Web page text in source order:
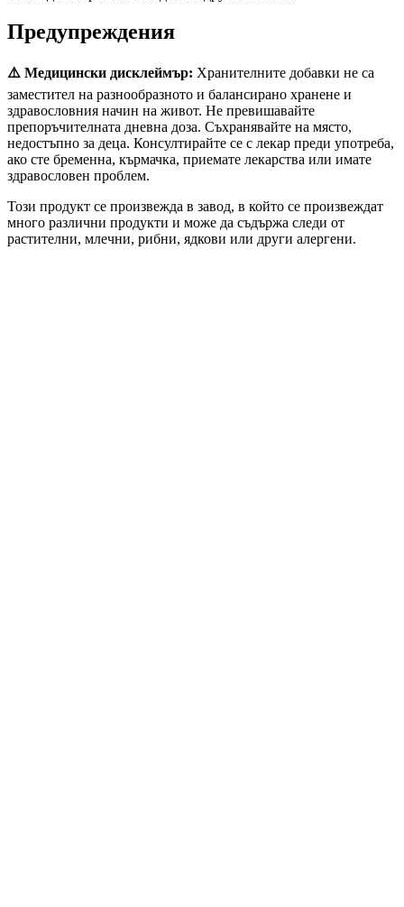
Предупреждения
⚠️ Медицински дисклеймър: Хранителните добавки не са
заместител на разнообразното и балансирано хранене и
здравословния начин на живот. Не превишавайте
препоръчителната дневна доза. Съхранявайте на място,
недостъпно за деца. Консултирайте се с лекар преди употреба,
ако сте бременна, кърмачка, приемате лекарства или имате
здравословен проблем.
Този продукт се произвежда в завод, в който се произвеждат
много различни продукти и може да съдържа следи от
растителни, млечни, рибни, ядкови или други алергени.